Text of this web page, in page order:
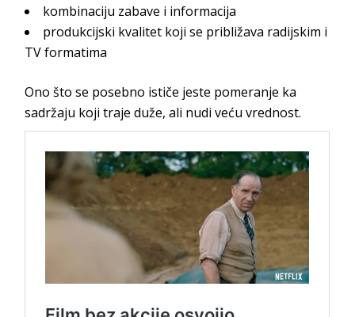
kombinaciju zabave i informacija
produkcijski kvalitet koji se približava radijskim i
TV formatima
Ono što se posebno ističe jeste pomeranje ka
sadržaju koji traje duže, ali nudi veću vrednost.